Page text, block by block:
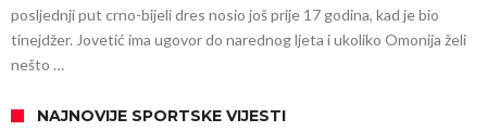
zahtijeva pravdu.
Potresne scene na sahrani UFC borca! Red ljudi, muzika i aplauz koji
GROM USMRTIO FUDBALERA: Velika tragedija! Povrijeđeno još 12
posljednji put crno-bijeli dres nosio još prije 17 godina, kad je bio
tinejdžer. Jovetić ima ugovor do narednog ljeta i ukoliko Omonija želi
nešto …
NAJNOVIJE SPORTSKE VIJESTI